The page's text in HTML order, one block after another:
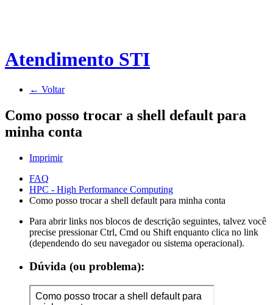
Atendimento STI
← Voltar
Como posso trocar a shell default para
minha conta
Imprimir
FAQ
HPC - High Performance Computing
Como posso trocar a shell default para minha conta
Para abrir links nos blocos de descrição seguintes, talvez você
precise pressionar Ctrl, Cmd ou Shift enquanto clica no link
(dependendo do seu navegador ou sistema operacional).
Dúvida (ou problema):